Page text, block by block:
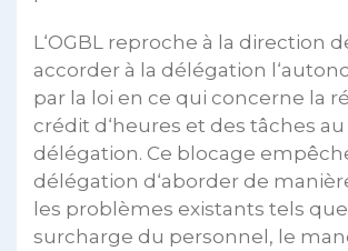
L‘OGBL reproche à la direction
accorder à la délégation
par la loi en ce qui concerne la
crédit d‘heures et des tâches au
délégation. Ce blocage
délégation d‘aborder de
les problèmes existants tels que
surcharge du personnel, le